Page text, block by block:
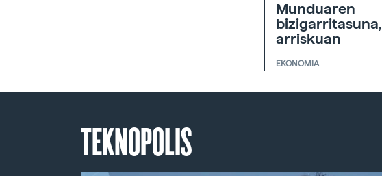
Munduaren
bizigarritasuna,
arriskuan
EKONOMIA
TEKNOPOLIS